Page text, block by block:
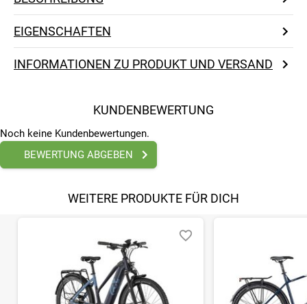
EIGENSCHAFTEN
INFORMATIONEN ZU PRODUKT UND VERSAND
KUNDENBEWERTUNG
Noch keine Kundenbewertungen.
BEWERTUNG ABGEBEN
WEITERE PRODUKTE FÜR DICH